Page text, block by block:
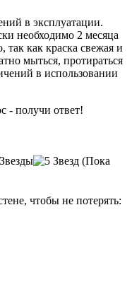
в эксплуатации.
необходимо 2 месяца
как краска свежая и
мыться, протираться
в использовании
- получи ответ!
(Пока
чтобы не потерять: